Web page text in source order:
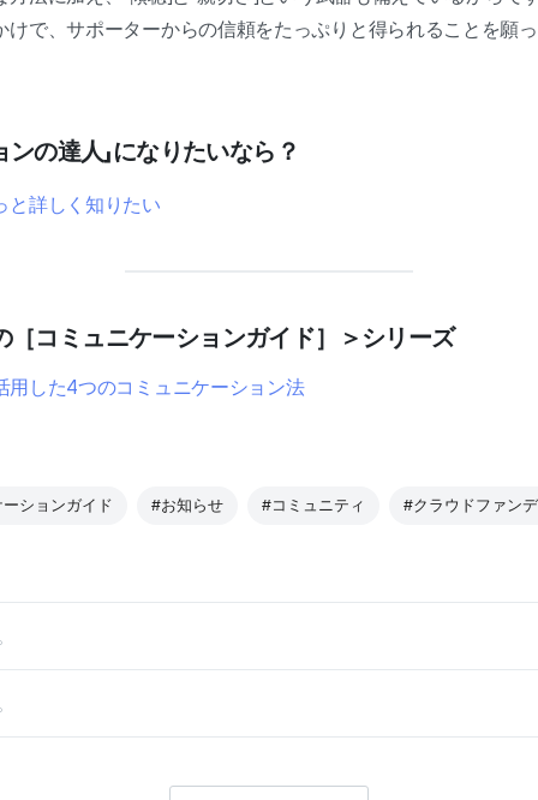
けで、サポーターからの信頼をたっぷりと得られることを願
ンの達人」になりたいなら？
と詳しく知りたい
［コミュニケーションガイド］＞シリーズ
用した4つのコミュニケーション法
ションガイド #お知らせ #コミュニティ #クラウドファン